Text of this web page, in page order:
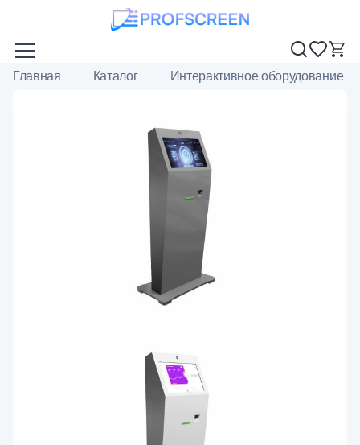
Главная Каталог Интерактивное оборудование